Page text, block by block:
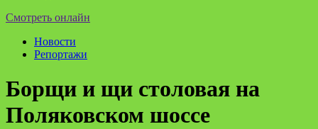
Смотреть онлайн
Новости
Репортажи
Борщи и щи столовая на
Поляковском шоссе